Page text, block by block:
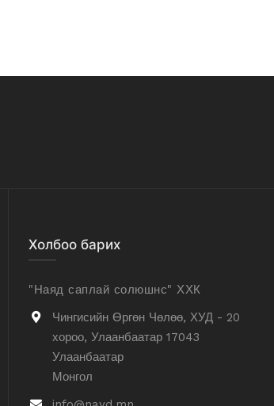
Холбоо барих
"Наяд саплай солюшнс" ХХК
Чингисийн Өргөн Чөлөө, ХУД - 20
хороо, Улаанбаатар 17043
Улаанбаатар
Монгол